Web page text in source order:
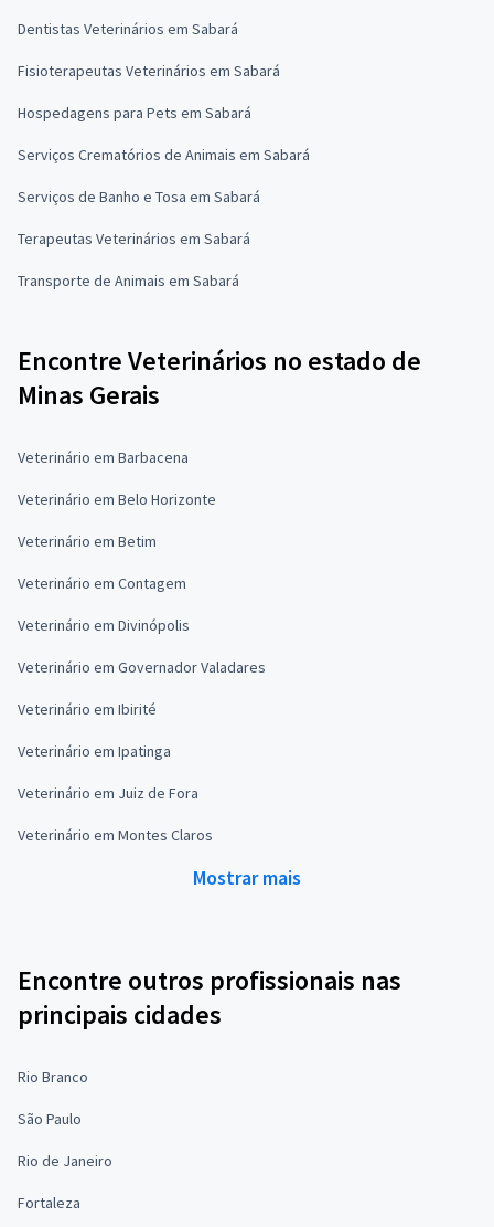
Dentistas Veterinários em Sabará
Fisioterapeutas Veterinários em Sabará
Hospedagens para Pets em Sabará
Serviços Crematórios de Animais em Sabará
Serviços de Banho e Tosa em Sabará
Terapeutas Veterinários em Sabará
Transporte de Animais em Sabará
Encontre Veterinários no estado de
Minas Gerais
Veterinário em Barbacena
Veterinário em Belo Horizonte
Veterinário em Betim
Veterinário em Contagem
Veterinário em Divinópolis
Veterinário em Governador Valadares
Veterinário em Ibirité
Veterinário em Ipatinga
Veterinário em Juiz de Fora
Veterinário em Montes Claros
Mostrar mais
Encontre outros profissionais nas
principais cidades
Rio Branco
São Paulo
Rio de Janeiro
Fortaleza